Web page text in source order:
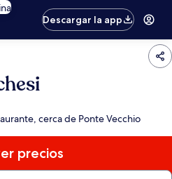
Descargar la app
cerca de Ponte Vecchio
precios